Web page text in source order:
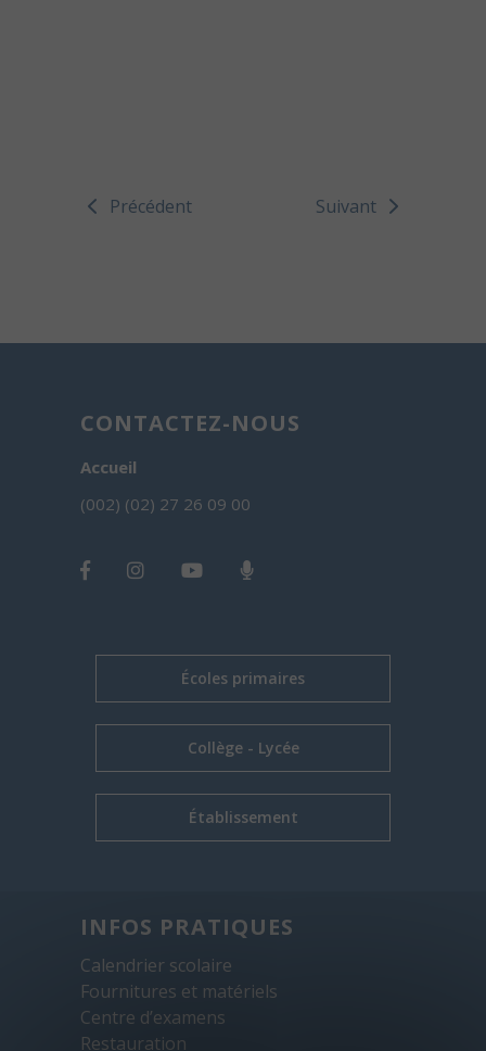
Précédent Suivant
CONTACTEZ-NOUS
Accueil
(002) (02) 27 26 09 00
Écoles primaires
Collège - Lycée
Établissement
INFOS PRATIQUES
Calendrier scolaire
Fournitures et matériels
Centre d’examens
Restauration